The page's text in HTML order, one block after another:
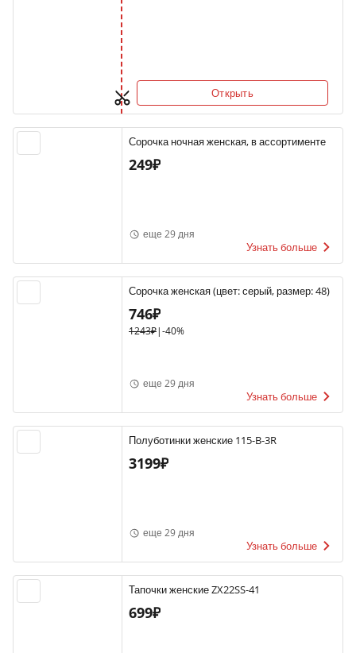
Открыть
Сорочка ночная женская, в ассортименте
249₽
еще 29 дня
Узнать больше
Сорочка женская (цвет: серый, размер: 48)
746₽
1243₽|-40%
еще 29 дня
Узнать больше
Полуботинки женские 115-B-3R
3199₽
еще 29 дня
Узнать больше
Тапочки женские ZX22SS-41
699₽